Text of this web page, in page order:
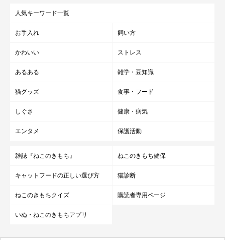
人気キーワード一覧
お手入れ 飼い方
かわいい ストレス
あるある 雑学・豆知識
猫グッズ 食事・フード
しぐさ 健康・病気
エンタメ 保護活動
雑誌『ねこのきもち』 ねこのきもち健保
キャットフードの正しい選び方 猫診断
ねこのきもちクイズ 購読者専用ページ
いぬ・ねこのきもちアプリ